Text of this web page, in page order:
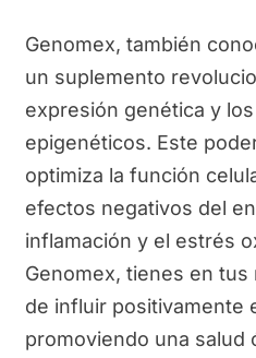
Genomex, también
un suplemento
expresión genética y
epigenéticos. Este
optimiza la función
efectos negativos del
inflamación y el estrés
Genomex, tienes en tus
de influir positivamente
promoviendo una salud